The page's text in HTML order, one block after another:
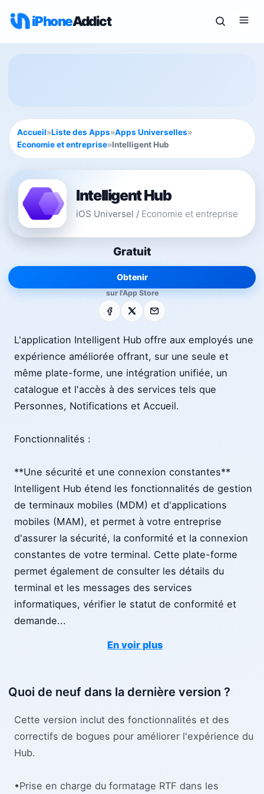
iPhoneAddict
Accueil»Liste des Apps»Apps Universelles»
Economie et entreprise»Intelligent Hub
Intelligent Hub
iOS Universel / Economie et entreprise
Gratuit
Obtenir
sur l'App Store
Facebook E-mail
L'application Intelligent Hub offre aux employés une
expérience améliorée offrant, sur une seule et
même plate-forme, une intégration unifiée, un
catalogue et l'accès à des services tels que
Personnes, Notifications et Accueil.
Fonctionnalités :
**Une sécurité et une connexion constantes**
Intelligent Hub étend les fonctionnalités de gestion
de terminaux mobiles (MDM) et d'applications
mobiles (MAM), et permet à votre entreprise
d'assurer la sécurité, la conformité et la connexion
constantes de votre terminal. Cette plate-forme
permet également de consulter les détails du
terminal et les messages des services
informatiques, vérifier le statut de conformité et
demande...
En voir plus
Quoi de neuf dans la dernière version ?
Cette version inclut des fonctionnalités et des
correctifs de bogues pour améliorer l'expérience du
Hub.
•Prise en charge du formatage RTF dans les